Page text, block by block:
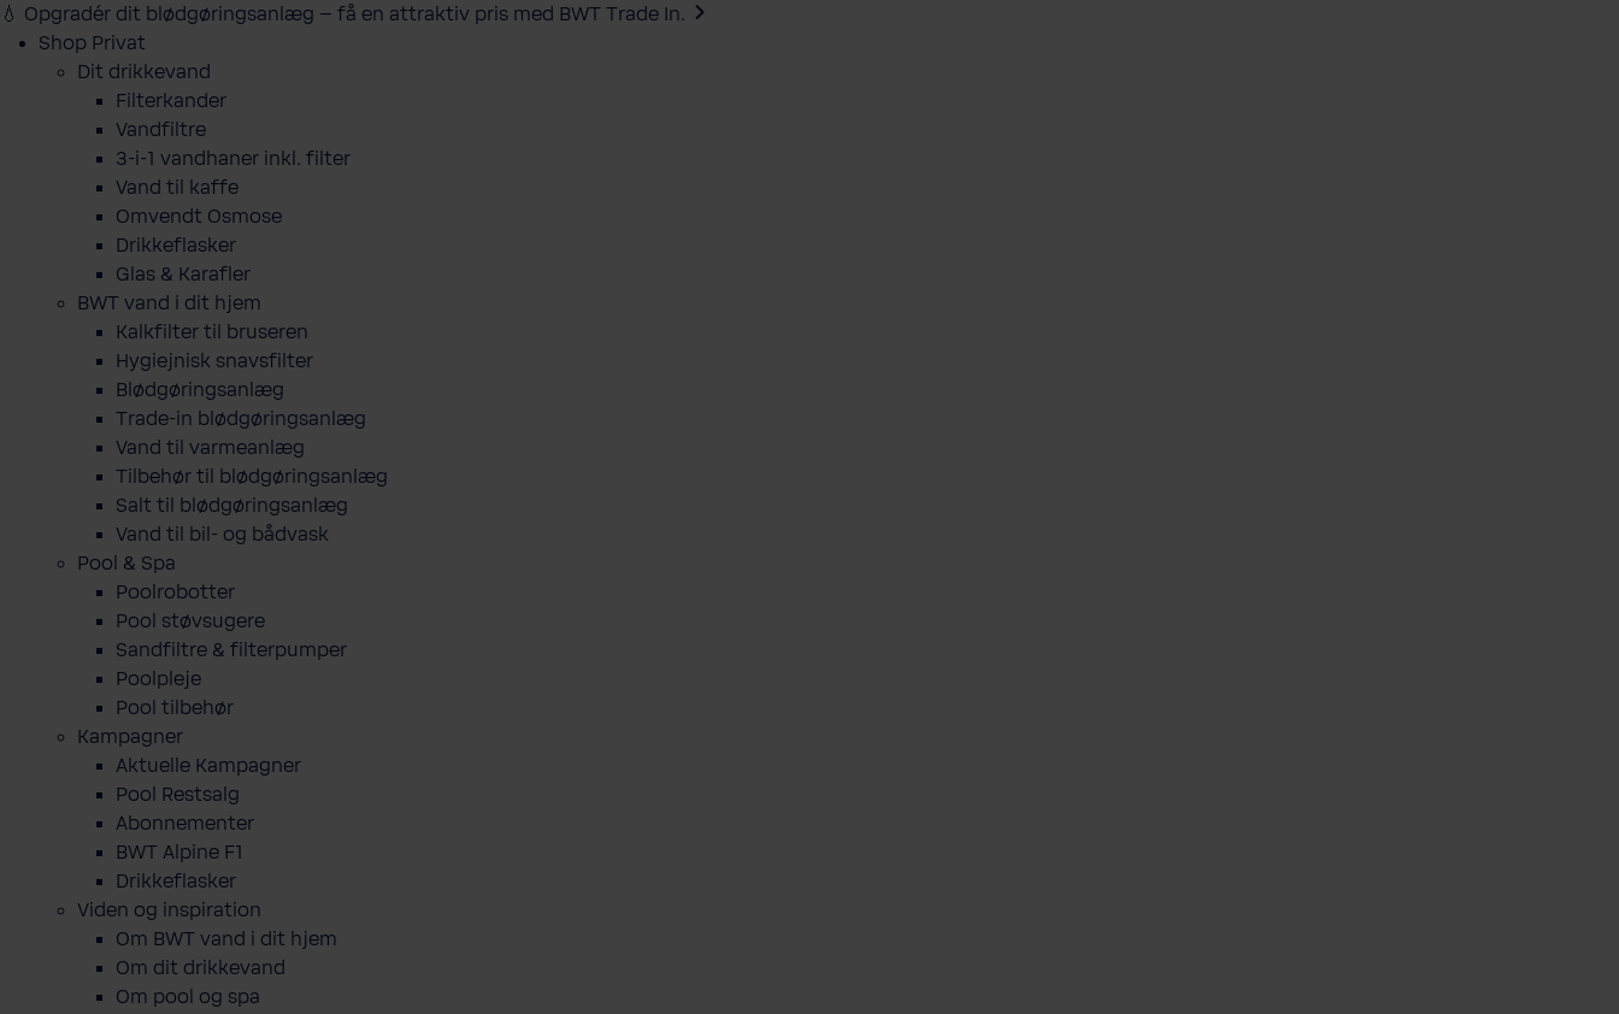
💧 Opgradér dit blødgøringsanlæg – få en attraktiv pris med BWT Trade In.
Shop Privat
Dit drikkevand
Filterkander
Vandfiltre
3-i-1 vandhaner inkl. filter
Vand til kaffe
Omvendt Osmose
Drikkeflasker
Glas & Karafler
BWT vand i dit hjem
Kalkfilter til bruseren
Hygiejnisk snavsfilter
Blødgøringsanlæg
Trade-in blødgøringsanlæg
Vand til varmeanlæg
Tilbehør til blødgøringsanlæg
Salt til blødgøringsanlæg
Vand til bil- og bådvask
Pool & Spa
Poolrobotter
Pool støvsugere
Sandfiltre & filterpumper
Poolpleje
Pool tilbehør
Kampagner
Aktuelle Kampagner
Pool Restsalg
Abonnementer
BWT Alpine F1
Drikkeflasker
Viden og inspiration
Om BWT vand i dit hjem
Om dit drikkevand
Om pool og spa